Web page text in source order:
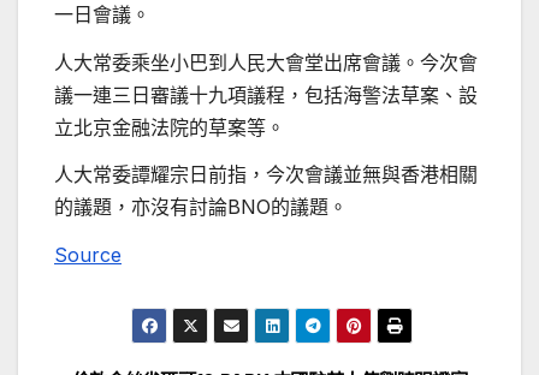
一日會議。
人大常委乘坐小巴到人民大會堂出席會議。今次會
議一連三日審議十九項議程，包括海警法草案、設
立北京金融法院的草案等。
人大常委譚耀宗日前指，今次會議並無與香港相關
的議題，亦沒有討論BNO的議題。
Source